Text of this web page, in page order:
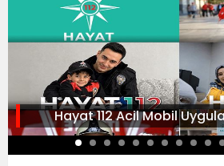
Hayat 112 Acil Mobil